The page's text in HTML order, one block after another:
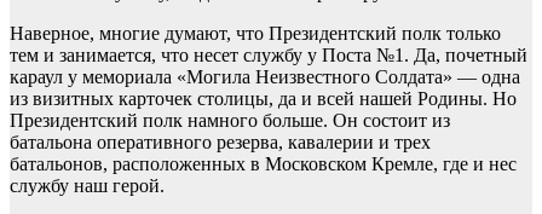
Наверное, многие думают, что Президентский полк только
тем и занимается, что несет службу у Поста №1. Да, почетный
караул у мемориала «Могила Неизвестного Солдата» — одна
из визитных карточек столицы, да и всей нашей Родины. Но
Президентский полк намного больше. Он состоит из
батальона оперативного резерва, кавалерии и трех
батальонов, расположенных в Московском Кремле, где и нес
службу наш герой.